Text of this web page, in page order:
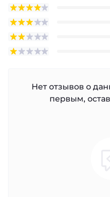
Нет отзывов о
первым,